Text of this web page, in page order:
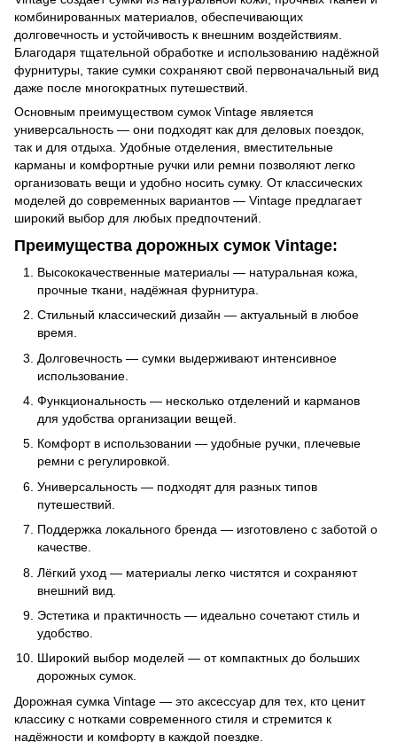
комбинированных материалов, обеспечивающих
долговечность и устойчивость к внешним воздействиям.
Благодаря тщательной обработке и использованию надёжной
фурнитуры, такие сумки сохраняют свой первоначальный вид
даже после многократных путешествий.
Основным преимуществом сумок Vintage является
универсальность — они подходят как для деловых поездок,
так и для отдыха. Удобные отделения, вместительные
карманы и комфортные ручки или ремни позволяют легко
организовать вещи и удобно носить сумку. От классических
моделей до современных вариантов — Vintage предлагает
широкий выбор для любых предпочтений.
Преимущества дорожных сумок Vintage:
Высококачественные материалы — натуральная кожа,
прочные ткани, надёжная фурнитура.
Стильный классический дизайн — актуальный в любое
время.
Долговечность — сумки выдерживают интенсивное
использование.
Функциональность — несколько отделений и карманов
для удобства организации вещей.
Комфорт в использовании — удобные ручки, плечевые
ремни с регулировкой.
Универсальность — подходят для разных типов
путешествий.
Поддержка локального бренда — изготовлено с заботой о
качестве.
Лёгкий уход — материалы легко чистятся и сохраняют
внешний вид.
Эстетика и практичность — идеально сочетают стиль и
удобство.
Широкий выбор моделей — от компактных до больших
дорожных сумок.
Дорожная сумка Vintage — это аксессуар для тех, кто ценит
классику с нотками современного стиля и стремится к
надёжности и комфорту в каждой поездке.